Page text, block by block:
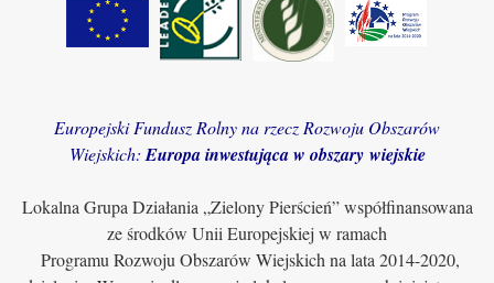
Europejski Fundusz Rolny na rzecz Rozwoju Obszarów
Wiejskich: Europa inwestująca w obszary wiejskie
Lokalna Grupa Działania „Zielony Pierścień” współfinansowana
ze środków Unii Europejskiej w ramach
Programu Rozwoju Obszarów Wiejskich na lata 2014-2020,